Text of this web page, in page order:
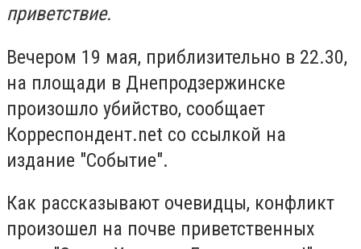
приветствие.
Вечером 19 мая, приблизительно в 22.30,
на площади в Днепродзержинске
произошло убийство, сообщает
Корреспондент.net со ссылкой на
издание "Событие".
Как рассказывают очевидцы, конфликт
произошел на почве приветственных